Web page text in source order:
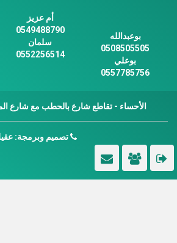
أم عزيز
0549488790
سلمان
0552256514
بوعبدالله
0508505505
بوعلي
0557785756
الأحساء - تقاطع شارع بالحطب مع شارع